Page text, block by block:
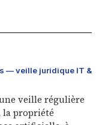
— veille juridique IT &
veille régulière
propriété